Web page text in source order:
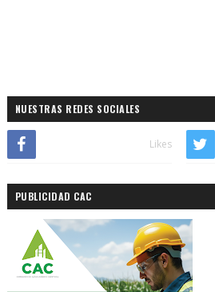
NUESTRAS REDES SOCIALES
Likes
PUBLICIDAD CAC